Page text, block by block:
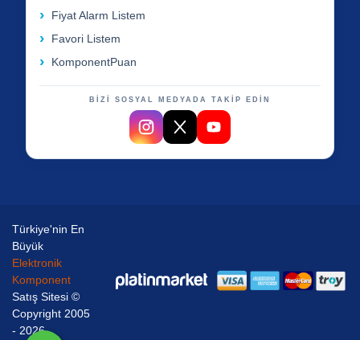
Fiyat Alarm Listem
Favori Listem
KomponentPuan
BİZİ SOSYAL MEDYADA TAKİP EDİN
Türkiye'nin En
Büyük
Elektronik
Komponent
Satış Sitesi ©
Copyright 2005
- 2026